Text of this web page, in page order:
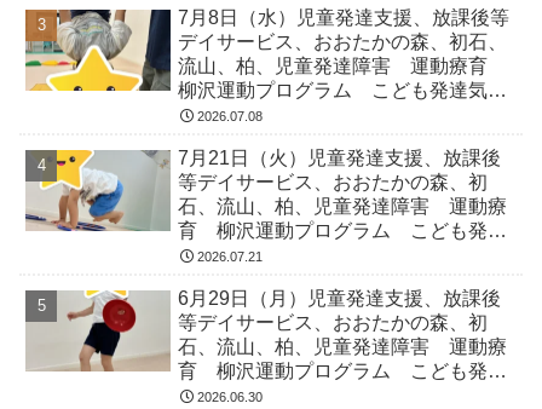
7月8日（水）児童発達支援、放課後等
デイサービス、おおたかの森、初石、
流山、柏、児童発達障害 運動療育
柳沢運動プログラム こども発達気に
なる 発達障害 放デイ 自閉症
2026.07.08
7月21日（火）児童発達支援、放課後
等デイサービス、おおたかの森、初
石、流山、柏、児童発達障害 運動療
育 柳沢運動プログラム こども発達
気になる 発達障害 放デイ 自閉
2026.07.21
6月29日（月）児童発達支援、放課後
等デイサービス、おおたかの森、初
石、流山、柏、児童発達障害 運動療
育 柳沢運動プログラム こども発達
気になる 発達障害 放デイ 自閉
2026.06.30